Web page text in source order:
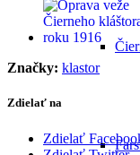
Značky: klastor
Zdielať na
Zdielať